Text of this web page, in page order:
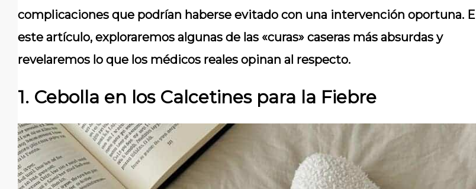
complicaciones que podrían haberse evitado con una intervención oportuna.
este artículo, exploraremos algunas de las «curas» caseras más absurdas y
revelaremos lo que los médicos reales opinan al respecto.
1. Cebolla en los Calcetines para la Fiebre